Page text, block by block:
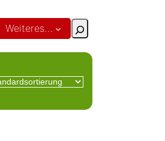
Weiteres… Suchen